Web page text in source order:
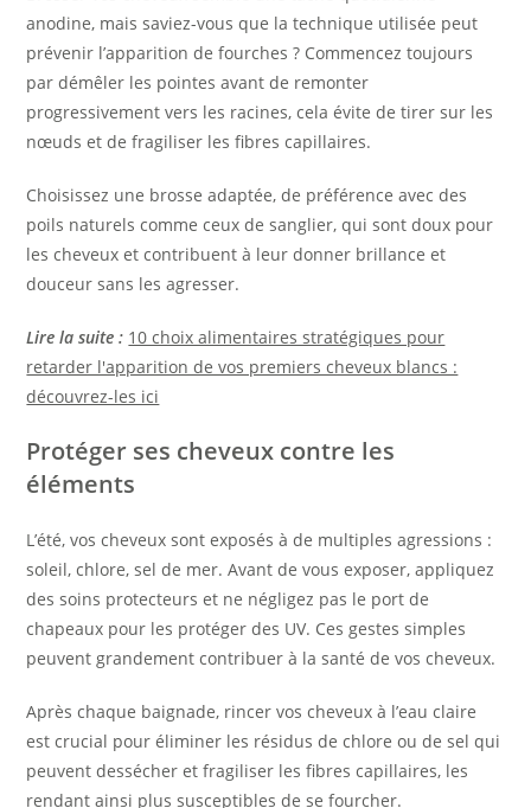
anodine, mais saviez-vous que la technique utilisée peut
prévenir l’apparition de fourches ? Commencez toujours
par démêler les pointes avant de remonter
progressivement vers les racines, cela évite de tirer sur les
nœuds et de fragiliser les fibres capillaires.
Choisissez une brosse adaptée, de préférence avec des
poils naturels comme ceux de sanglier, qui sont doux pour
les cheveux et contribuent à leur donner brillance et
douceur sans les agresser.
Lire la suite : 10 choix alimentaires stratégiques pour
retarder l'apparition de vos premiers cheveux blancs :
découvrez-les ici
Protéger ses cheveux contre les
éléments
L’été, vos cheveux sont exposés à de multiples agressions :
soleil, chlore, sel de mer. Avant de vous exposer, appliquez
des soins protecteurs et ne négligez pas le port de
chapeaux pour les protéger des UV. Ces gestes simples
peuvent grandement contribuer à la santé de vos cheveux.
Après chaque baignade, rincer vos cheveux à l’eau claire
est crucial pour éliminer les résidus de chlore ou de sel qui
peuvent dessécher et fragiliser les fibres capillaires, les
rendant ainsi plus susceptibles de se fourcher.